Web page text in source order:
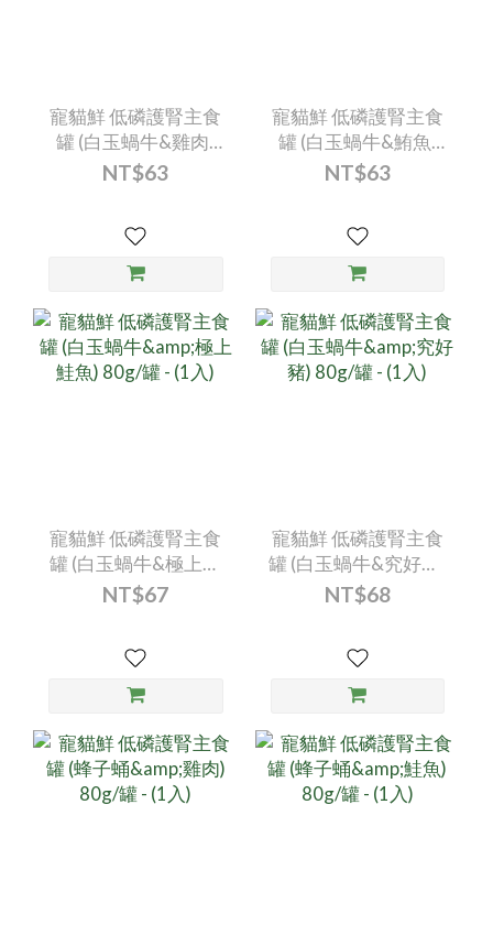
寵貓鮮 低磷護腎主食
罐 (白玉蝸牛&雞肉)
80g/罐 - (1入)
NT$63
寵貓鮮 低磷護腎主食
罐 (白玉蝸牛&鮪魚)
80g/罐 - (1入)
NT$63
寵貓鮮 低磷護腎主食
罐 (白玉蝸牛&極上鮭
魚) 80g/罐 - (1入)
NT$67
寵貓鮮 低磷護腎主食
罐 (白玉蝸牛&究好豬)
80g/罐 - (1入)
NT$68